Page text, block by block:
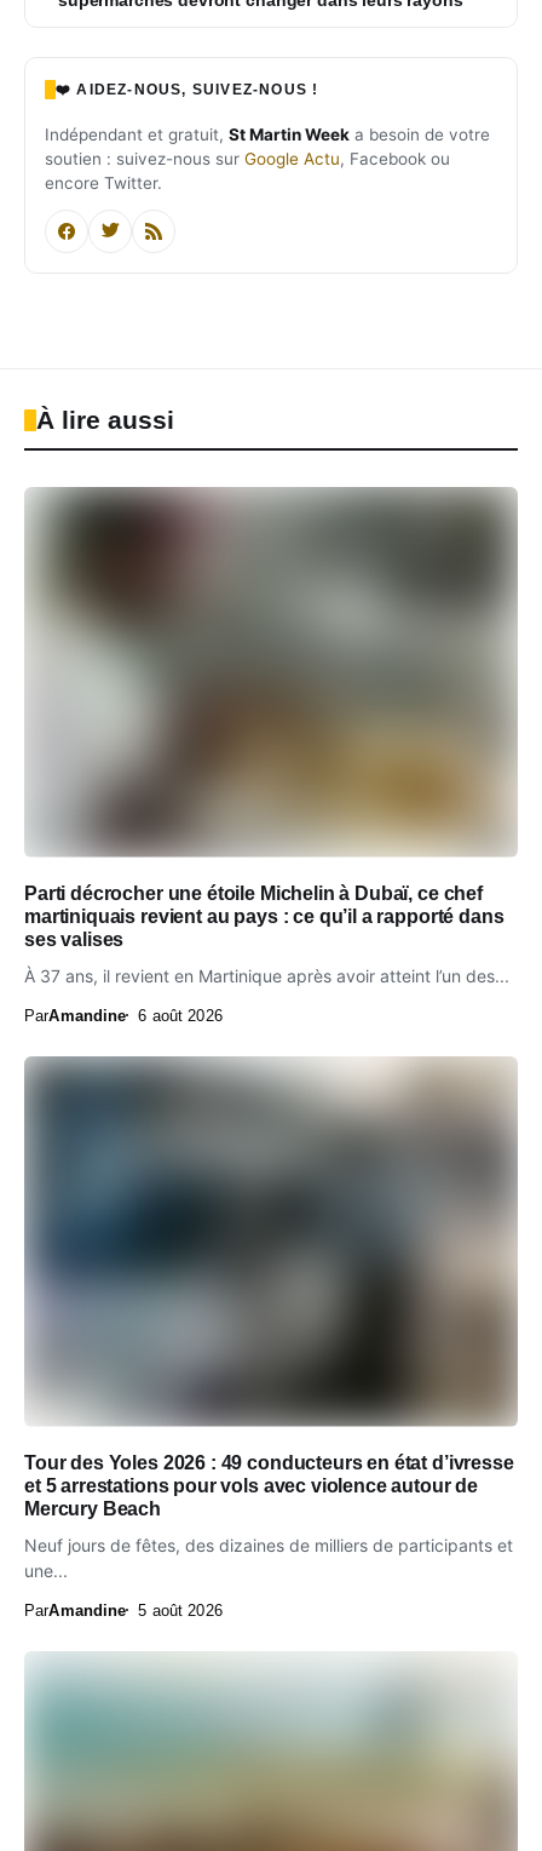
❤️ AIDEZ-NOUS, SUIVEZ-NOUS !
Indépendant et gratuit, St Martin Week a besoin de votre
soutien : suivez-nous sur Google Actu, Facebook ou
encore Twitter.
À lire aussi
Parti décrocher une étoile Michelin à Dubaï, ce chef
martiniquais revient au pays : ce qu’il a rapporté dans
ses valises
À 37 ans, il revient en Martinique après avoir atteint l’un des...
ParAmandine 6 août 2026
Tour des Yoles 2026 : 49 conducteurs en état d’ivresse
et 5 arrestations pour vols avec violence autour de
Mercury Beach
Neuf jours de fêtes, des dizaines de milliers de participants et
une...
ParAmandine 5 août 2026